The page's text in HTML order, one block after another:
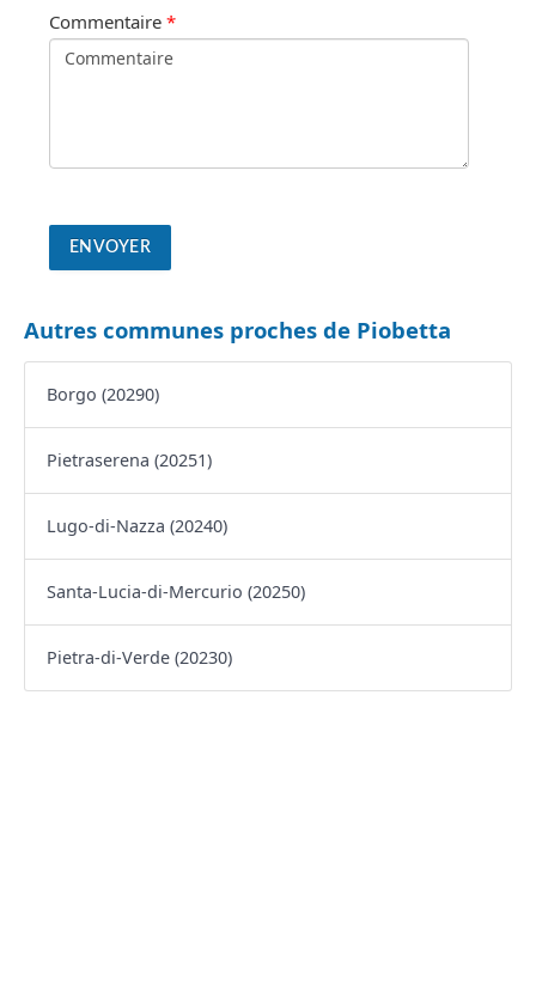
Commentaire *
Autres communes proches de Piobetta
Borgo (20290)
Pietraserena (20251)
Lugo-di-Nazza (20240)
Santa-Lucia-di-Mercurio (20250)
Pietra-di-Verde (20230)